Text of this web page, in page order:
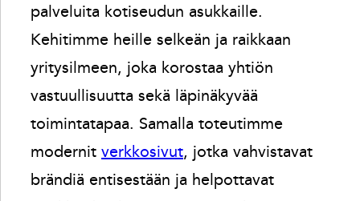
palveluita kotiseudun asukkaille.
Kehitimme heille selkeän ja raikkaan
yritysilmeen, joka korostaa yhtiön
vastuullisuutta sekä läpinäkyvää
toimintatapaa. Samalla toteutimme
modernit verkkosivut, jotka vahvistavat
brändiä entisestään ja helpottavat